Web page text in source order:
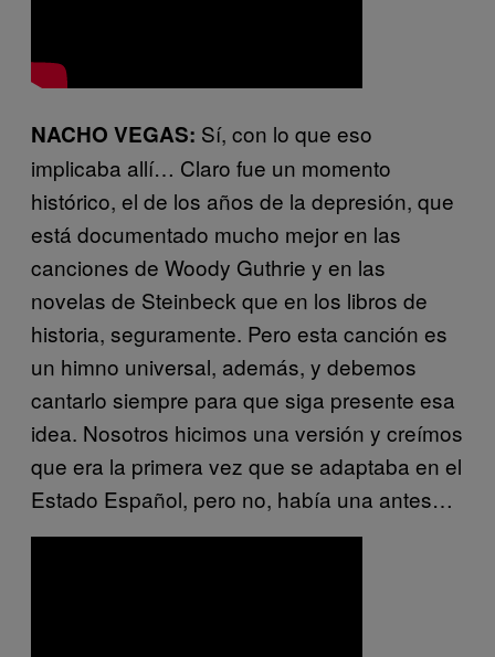
NACHO VEGAS: Sí, con lo que eso
implicaba allí… Claro fue un momento
histórico, el de los años de la depresión, que
está documentado mucho mejor en las
canciones de Woody Guthrie y en las
novelas de Steinbeck que en los libros de
historia, seguramente. Pero esta canción es
un himno universal, además, y debemos
cantarlo siempre para que siga presente esa
idea. Nosotros hicimos una versión y creímos
que era la primera vez que se adaptaba en el
Estado Español, pero no, había una antes…